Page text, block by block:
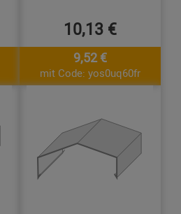
10,13 €
9,52 €
mit Code: yos0uq60fr